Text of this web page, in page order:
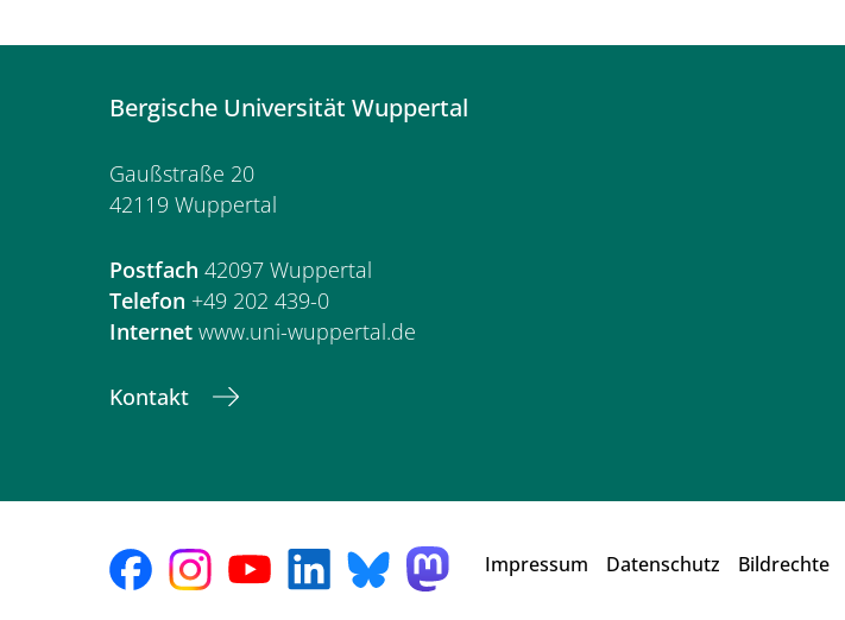
Bergische Universität Wuppertal
Gaußstraße 20
42119 Wuppertal
Postfach 42097 Wuppertal
Telefon +49 202 439-0
Internet www.uni-wuppertal.de
Kontakt
Impressum Datenschutz Bildrechte